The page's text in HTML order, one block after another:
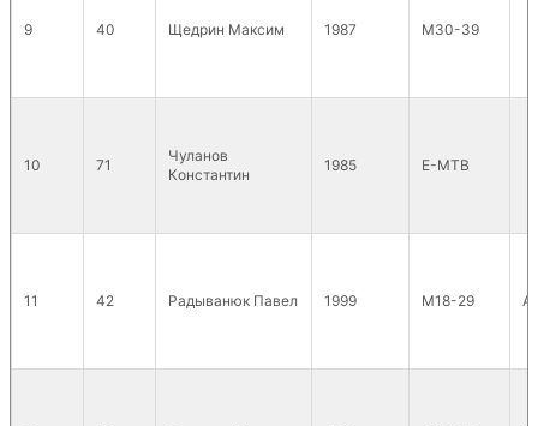
9 40 Щедрин Максим 1987 М30-39
10 71
Чуланов
Константин
1985 E-MTB
11 42 Радыванюк Павел 1999 М18-29